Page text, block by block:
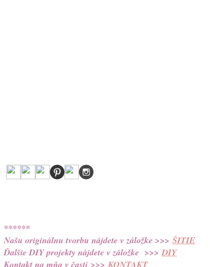
******
Našu originálnu tvorbu nájdete v záložke >>> ŠITIE
Ďalšie DIY projekty nájdete v záložke >>> DIY
Kontakt na mňa v časti >>> KONTAKT